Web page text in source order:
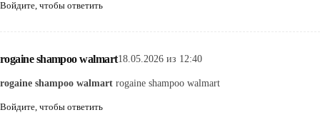
Войдите, чтобы ответить
rogaine shampoo walmart18.05.2026 из 12:40
rogaine shampoo walmart rogaine shampoo walmart
Войдите, чтобы ответить